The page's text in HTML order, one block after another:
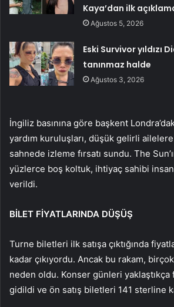
Kaya’dan ilk
Ağustos 5, 2026
Eski Survivor yıldızı
tanınmaz halde
Ağustos 3, 2026
İngiliz basınına göre başkent
yardım kuruluşları, düşük gelirli ailelere
sahnede izleme fırsatı sundu. The
yüzlerce boş koltuk, ihtiyaç sahibi
verildi.
BİLET FİYATLARINDA DÜŞÜŞ
Turne biletleri ilk satışa çıktığında
kadar çıkıyordu. Ancak bu rakam,
neden oldu. Konser günleri
gidildi ve ön satış biletleri 141 sterline